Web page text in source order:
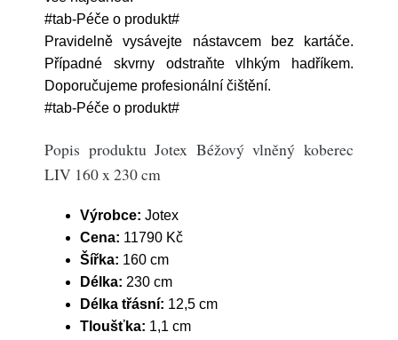
#tab-Péče o produkt#
Pravidelně vysávejte nástavcem bez kartáče.
Případné skvrny odstraňte vlhkým hadříkem.
Doporučujeme profesionální čištění.
#tab-Péče o produkt#
Popis produktu Jotex Béžový vlněný koberec
LIV 160 x 230 cm
Výrobce: Jotex
Cena: 11790 Kč
Šířka: 160 cm
Délka: 230 cm
Délka třásní: 12,5 cm
Tloušťka: 1,1 cm